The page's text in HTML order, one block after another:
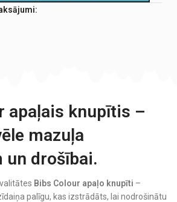
apaļais knupītis –
mazuļa
drošībai.
Bibs Colour apaļo knupīti –
palīgu, kas izstrādāts, lai nodrošinātu